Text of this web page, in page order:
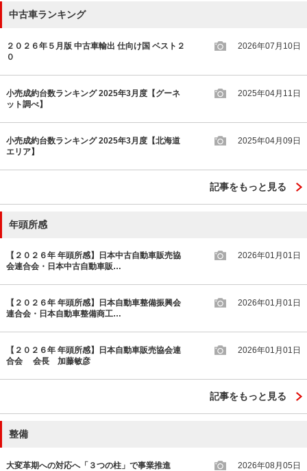
中古車ランキング
２０２６年５月版 中古車輸出 仕向け国 ベスト２
０
2026年07月10日
小売成約台数ランキング 2025年3月度【グーネ
ット調べ】
2025年04月11日
小売成約台数ランキング 2025年3月度【北海道
エリア】
2025年04月09日
記事をもっと見る
年頭所感
【２０２６年 年頭所感】日本中古自動車販売協
会連合会・日本中古自動車販…
2026年01月01日
【２０２６年 年頭所感】日本自動車整備振興会
連合会・日本自動車整備商工…
2026年01月01日
【２０２６年 年頭所感】日本自動車販売協会連
合会 会長 加藤敏彦
2026年01月01日
記事をもっと見る
整備
大変革期への対応へ「３つの柱」で事業推進 2026年08月05日